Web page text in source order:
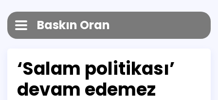
Baskın Oran
‘Salam politikası’
devam edemez